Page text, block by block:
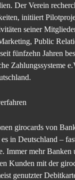
Der Verein
initiiert
seiner
Public
fünfzehn Jahren
Zahlungssysteme
girocards von
es in Deutschland –
Immer mehr Banken
Kunden mit der
genutzter